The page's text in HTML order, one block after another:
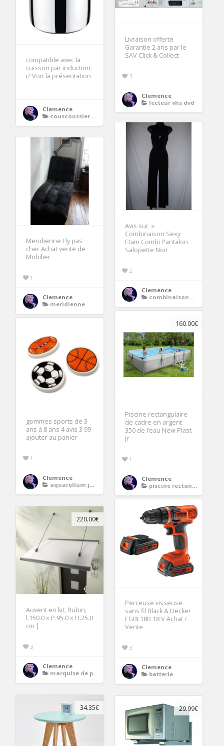
compatible avec la
cuisson par induction.
i? Voir la présentation
Clemence
couscoussier induction
Livraison offerte
Garantie 2 ans par le
SAV Click & Collect
3
Clemence
lecteur vhs dvd
Avis sur »
Combinaison Sexy
Etam Combi Pantalon
Salopette Noir
2
Clemence
combinaison chic
Meridienne Fly pas
cher Achat vente de
Mobilier
1
Clemence
meridienne
160.00€
Piscine rectangulaire
de cadre en argent
350 de l’eau New Plast
jr
1
Clemence
piscine rectangulaire
gommes sports de 3
ans à 8 ans 4 avis 3 99
ajouter au panier
1
Clemence
aquarellum junior
Perceuse visseuse
sans fil Black & Decker
EGBL18B 18 V Achat /
Vente
3
Clemence
batterie
220.00€
Auvent en kit, Rubin,
l.150.0 x P.95.0 x H.25.0
cm |
3
Clemence
marquise de porte d entree
34.35€ 29.99€